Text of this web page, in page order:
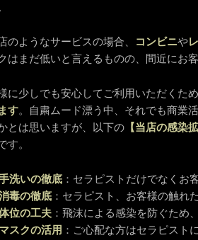
のようなサービスの場合、 コンビニや
はまだ低いと言えるものの、間近にお
に少しでも安心してご利用いただくた
す。自粛ムード漂う中、それでも商業
とは思いますが、以下の 【当店の感染
す。
洗いの徹底 ：セラピストだけでなくお
毒の徹底 ：セラピスト、お客様の触れ
位の工夫 ：飛沫による感染を防ぐため
スクの活用 ：ご心配な方はセラピスト